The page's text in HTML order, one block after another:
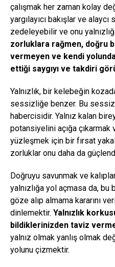
çalışmak her zaman kolay
yargılayıcı bakışlar ve
zedeleyebilir ve onu
zorluklara rağmen, doğru
vermeyen ve kendi
ettiği saygıyı ve takdiri
Yalnızlık, bir kelebeğin
sessizliğe benzer. Bu
habercisidir. Yalnız kalan
potansiyelini açığa
yüzleşmek için bir fırsat
zorluklar onu daha da
Doğruyu savunmak ve
yalnızlığa yol açmasa da,
göze alıp almama kararını
dinlemektir. Yalnızlık
bildiklerinizden taviz
yalnız olmak yanlış olmak
yolunu çizmektir.